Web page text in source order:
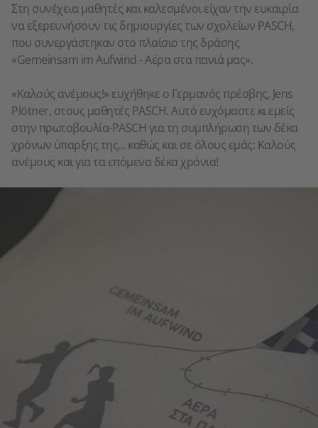
Στη συνέχεια μαθητές και καλεσμένοι είχαν την ευκαιρία
να εξερευνήσουν τις δημιουργίες των σχολείων PASCH,
που συνεργάστηκαν στο πλαίσιο της δράσης
«Gemeinsam im Aufwind - Αέρα στα πανιά μας».
«Καλούς ανέμους!» ευχήθηκε ο Γερμανός πρέσβης, Jens
Plötner, στους μαθητές PASCH. Αυτό ευχόμαστε κι εμείς
στην πρωτοβουλία-PASCH για τη συμπλήρωση των δέκα
χρόνων ύπαρξης της... καθώς και σε όλους εμάς: Καλούς
ανέμους και για τα επόμενα δέκα χρόνια!